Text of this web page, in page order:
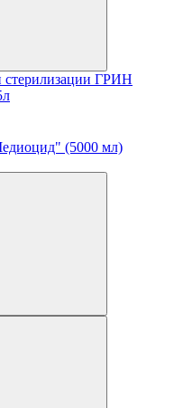
стерилизации ГРИН